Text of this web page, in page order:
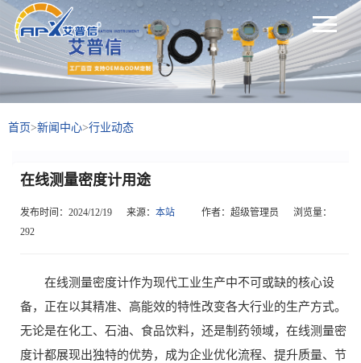
首页>新闻中心>行业动态
在线测量密度计用途
发布时间：2024/12/19 来源： 本站 作者：超级管理员
浏览量：
292
在线测量密度计作为现代工业生产中不可或缺的核心设
备，正在以其精准、高能效的特性改变各大行业的生产方式。
无论是在化工、石油、食品饮料，还是制药领域，在线测量密
度计都展现出独特的优势，成为企业优化流程、提升质量、节